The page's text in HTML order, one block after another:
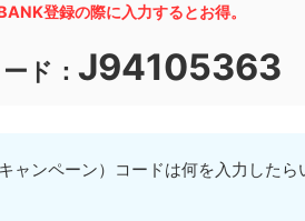
登録の際に入力するとお得。
ド： J94105363
ャンペーン）コードは何を入力したら